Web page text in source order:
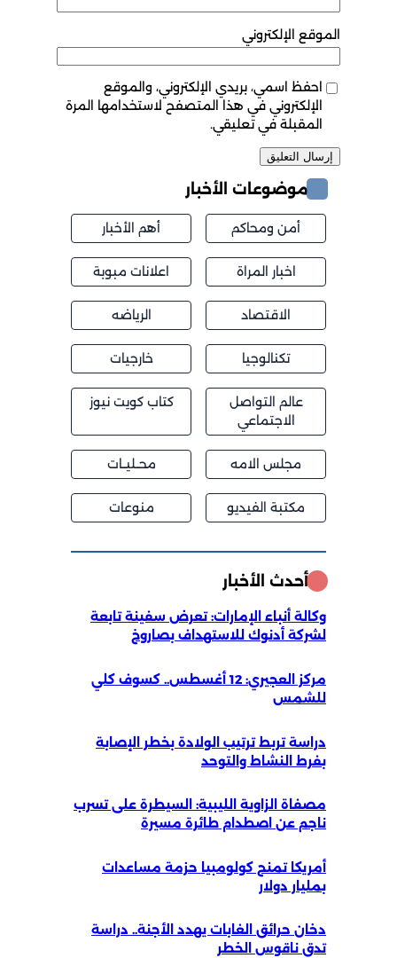
الموقع الإلكتروني
احفظ اسمي، بريدي الإلكتروني، والموقع
الإلكتروني في هذا المتصفح لاستخدامها المرة
المقبلة في تعليقي.
موضوعات الأخبار
أمن ومحاكم أهم الأخبار
اخبار المراة اعلانات مبوبة
الاقتصاد الرياضه
تكنالوجيا خارجيات
عالم التواصل
الاجتماعي
كتاب كويت نيوز
مجلس الامه محــليــات
مكتبة الفيديو منوعات
أحدث الأخبار
وكالة أنباء الإمارات: تعرض سفينة تابعة
لشركة أدنوك للاستهداف بصاروخ
مركز العجيري: 12 أغسطس.. كسوف كلي
للشمس
دراسة تربط ترتيب الولادة بخطر الإصابة
بفرط النشاط والتوحد
مصفاة الزاوية الليبية: السيطرة على تسرب
ناجم عن اصطدام طائرة مسيرة
أمريكا تمنح كولومبيا حزمة مساعدات
بمليار دولار
دخان حرائق الغابات يهدد الأجنة.. دراسة
تدق ناقوس الخطر